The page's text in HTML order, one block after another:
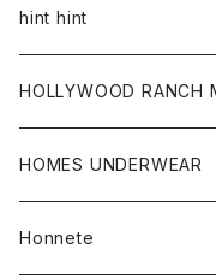
ジャケット
トップス
シャツ
カーディガン
ボトム
グッズ
帽子
帽子
hint hint
ストール
HOLLYWOOD RANCH
アウター
カーディガン
アクセサリー
HOMES UNDERWEAR
アウター
Honnete